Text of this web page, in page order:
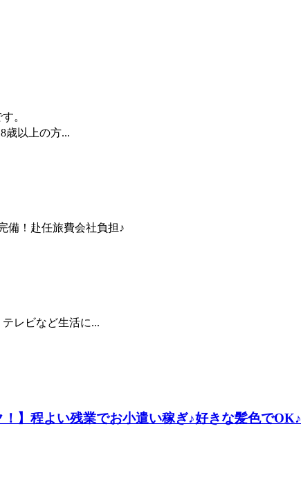
。
歳以上の方...
備！赴任旅費会社負担♪
レビなど生活に...
！】程よい残業でお小遣い稼ぎ♪好きな髪色でOK♪